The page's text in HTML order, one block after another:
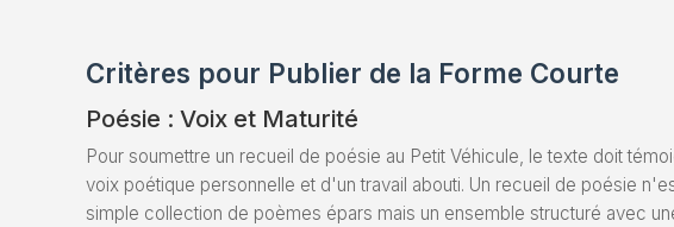
Critères pour Publier de la Forme Courte
Poésie : Voix et Maturité
Pour soumettre un recueil de poésie au Petit Véhicule, le texte doit
voix poétique personnelle et d'un travail abouti. Un recueil de poésie
simple collection de poèmes épars mais un ensemble structuré avec